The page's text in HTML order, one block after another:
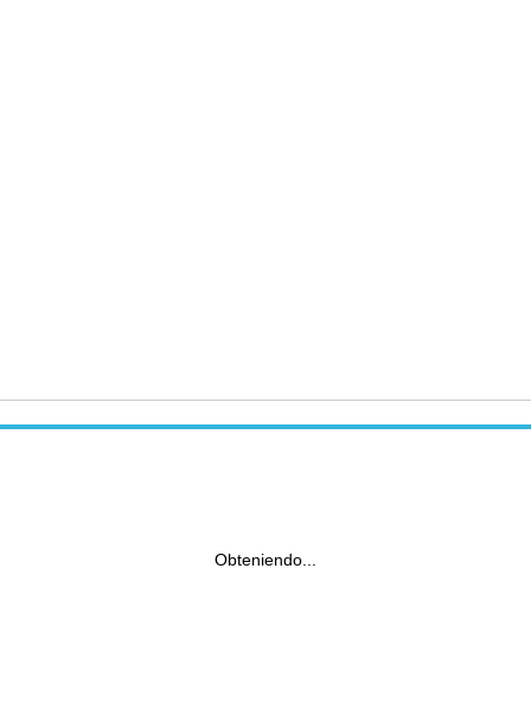
Obteniendo...